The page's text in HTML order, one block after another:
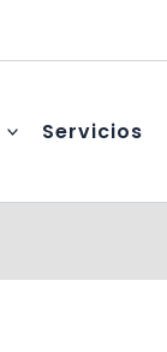
Servicios